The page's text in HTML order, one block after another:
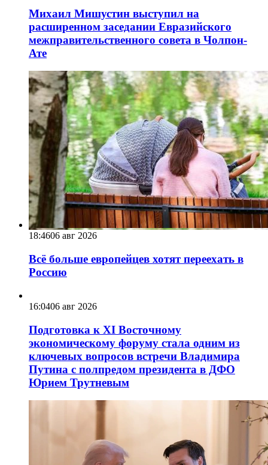
Михаил Мишустин выступил на
расширенном заседании Евразийского
межправительственного совета в Чолпон-
Ате
18:4606 авг 2026
Всё больше европейцев хотят переехать в
Россию
16:0406 авг 2026
Подготовка к XI Восточному
экономическому форуму стала одним из
ключевых вопросов встречи Владимира
Путина с полпредом президента в ДФО
Юрием Трутневым